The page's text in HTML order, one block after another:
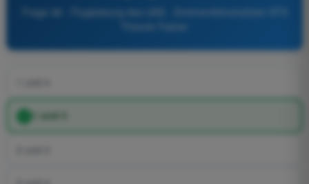
Frage 46 - Flugleistung des UAS - Drohnenführerschein STS
1 und 3